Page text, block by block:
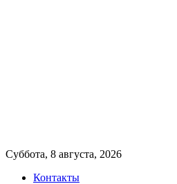
Суббота, 8 августа, 2026
Контакты